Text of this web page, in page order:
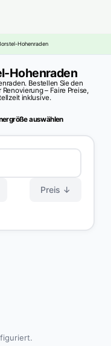
Hohenraden
Hohenraden
Bestellen Sie den
– Faire Preise,
inklusive.
auswählen
Preis ↓